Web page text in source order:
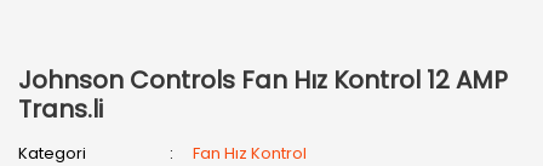
Johnson Controls Fan Hız Kontrol 12 AMP
Trans.li
Kategori
Fan Hız Kontrol